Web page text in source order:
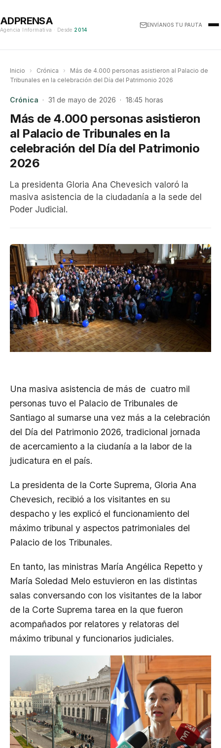
ADPRENSA
Agencia Informativa · Desde 2014
ENVÍANOS TU PAUTA
Inicio › Crónica ›
Más de 4.000 personas asistieron al Palacio de
Tribunales en la celebración del Día del Patrimonio 2026
Crónica · 31 de mayo de 2026 · 18:45 horas
Más de 4.000 personas asistieron
al Palacio de Tribunales en la
celebración del Día del Patrimonio
2026
La presidenta Gloria Ana Chevesich valoró la
masiva asistencia de la ciudadanía a la sede del
Poder Judicial.
Una masiva asistencia de más de cuatro mil
personas tuvo el Palacio de Tribunales de
Santiago al sumarse una vez más a la celebración
del Día del Patrimonio 2026, tradicional jornada
de acercamiento a la ciudanía a la labor de la
judicatura en el país.
La presidenta de la Corte Suprema, Gloria Ana
Chevesich, recibió a los visitantes en su
despacho y les explicó el funcionamiento del
máximo tribunal y aspectos patrimoniales del
Palacio de los Tribunales.
En tanto, las ministras María Angélica Repetto y
María Soledad Melo estuvieron en las distintas
salas conversando con los visitantes de la labor
de la Corte Suprema tarea en la que fueron
acompañados por relatores y relatoras del
máximo tribunal y funcionarios judiciales.